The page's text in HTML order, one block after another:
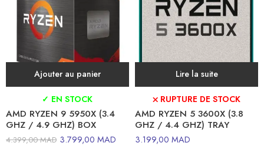
Ajouter au panier
✓ EN STOCK
AMD RYZEN 9 5950X (3.4
GHZ / 4.9 GHZ) BOX
4.399,00MAD 3.799,00 MAD
Lire la suite
⛌ RUPTURE DE STOCK
AMD RYZEN 5 3600X (3.8
GHZ / 4.4 GHZ) TRAY
3.199,00 MAD